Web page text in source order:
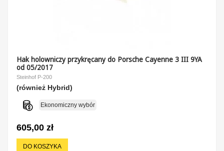
Hak holowniczy przykręcany do Porsche Cayenne 3 III 9YA
od 05/2017
Steinhof P-200
(również Hybrid)
Ekonomiczny wybór
605,00 zł
DO KOSZYKA